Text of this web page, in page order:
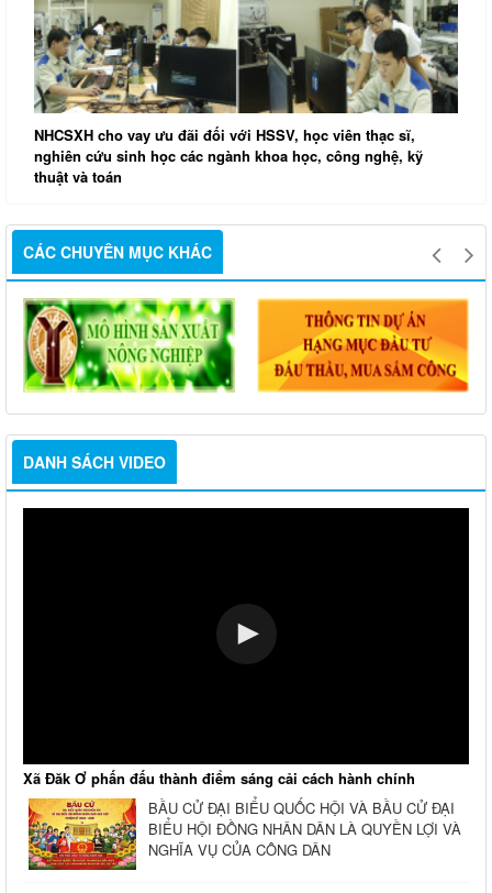
NHCSXH cho vay ưu đãi đối với HSSV, học viên thạc sĩ,
nghiên cứu sinh học các ngành khoa học, công nghệ, kỹ
thuật và toán
CÁC CHUYÊN MỤC KHÁC
DANH SÁCH VIDEO
Xã Đăk Ơ phấn đấu thành điểm sáng cải cách hành chính
BẦU CỬ ĐẠI BIỂU QUỐC HỘI VÀ BẦU CỬ ĐẠI
BIỂU HỘI ĐỒNG NHÂN DÂN LÀ QUYỀN LỢI VÀ
NGHĨA VỤ CỦA CÔNG DÂN